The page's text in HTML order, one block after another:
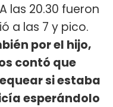
las 20.30 fueron
a las 7 y pico.
por el hijo,
contó que
si estaba
esperándolo